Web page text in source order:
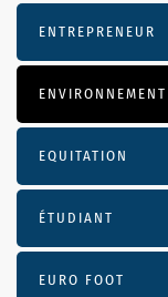
ENTREPRENEUR
ENVIRONNEMENT
EQUITATION
ÉTUDIANT
EURO FOOT